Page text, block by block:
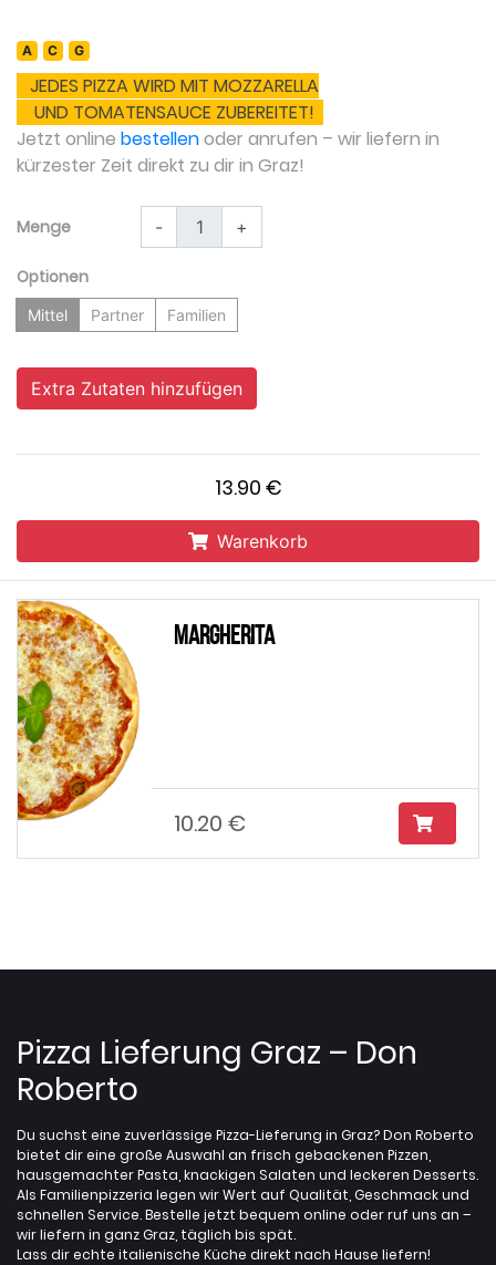
A C G
JEDES PIZZA WIRD MIT MOZZARELLA
UND TOMATENSAUCE ZUBEREITET!
Jetzt online bestellenoder anrufen – wir liefern in
kürzester Zeit direkt zu dir in Graz!
Menge - +
Optionen
Mittel Partner Familien
Extra Zutaten hinzufügen
13.90 €
Warenkorb
Margherita
10.20 €
Pizza Lieferung Graz – Don
Roberto
Du suchst eine zuverlässige Pizza-Lieferung in Graz? Don Roberto
bietet dir eine große Auswahl an frisch gebackenen Pizzen,
hausgemachter Pasta, knackigen Salaten und leckeren Desserts.
Als Familienpizzeria legen wir Wert auf Qualität, Geschmack und
schnellen Service. Bestelle jetzt bequem online oder ruf uns an –
wir liefern in ganz Graz, täglich bis spät.
Lass dir echte italienische Küche direkt nach Hause liefern!